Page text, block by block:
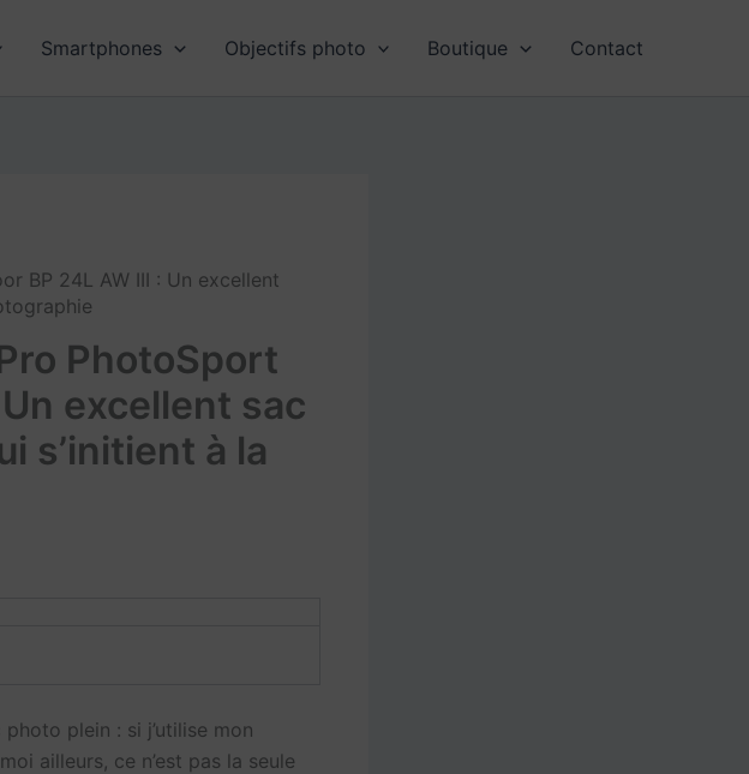
Smartphones Objectifs photo Boutique Contact
BP 24L AW III : Un excellent
PhotoSport
excellent sac
s’initient à la
photo plein : si j’utilise mon
ailleurs, ce n’est pas la seule